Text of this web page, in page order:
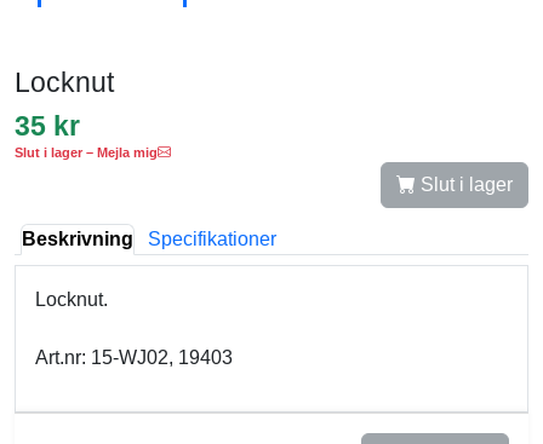
Locknut
35 kr
Slut i lager – Mejla mig
Slut i lager
Beskrivning Specifikationer
Locknut.
Art.nr: 15-WJ02, 19403